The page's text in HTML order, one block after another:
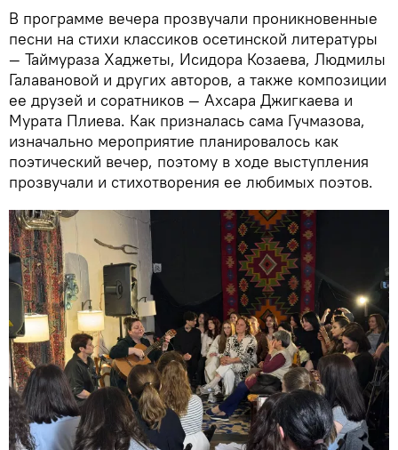
В программе вечера прозвучали проникновенные
песни на стихи классиков осетинской литературы
— Таймураза Хаджеты, Исидора Козаева, Людмилы
Галавановой и других авторов, а также композиции
ее друзей и соратников — Ахсара Джигкаева и
Мурата Плиева. Как призналась сама Гучмазова,
изначально мероприятие планировалось как
поэтический вечер, поэтому в ходе выступления
прозвучали и стихотворения ее любимых поэтов.